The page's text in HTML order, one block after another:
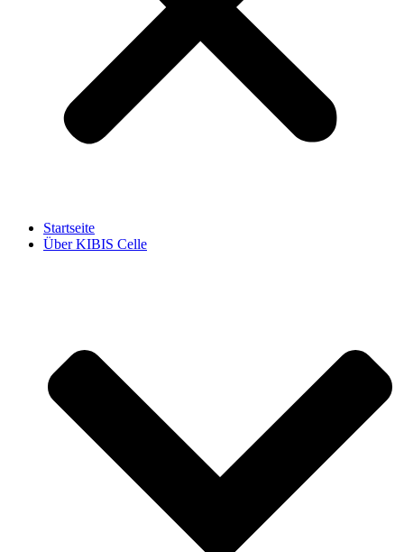
Startseite
Über KIBIS Celle